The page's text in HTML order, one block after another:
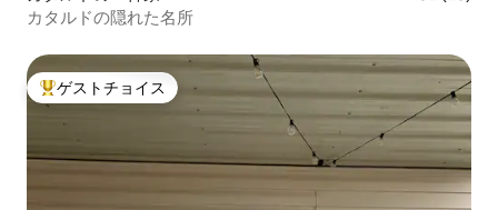
カタルドの隠れた名所
大好評のゲストチョイスです。
ゲストチョイス